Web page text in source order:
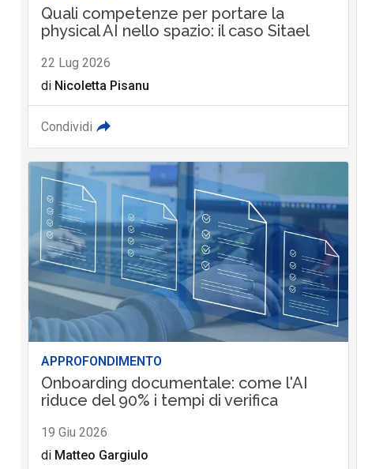
Quali competenze per portare la
physical AI nello spazio: il caso Sitael
22 Lug 2026
di Nicoletta Pisanu
Condividi
APPROFONDIMENTO
Onboarding documentale: come l'AI
riduce del 90% i tempi di verifica
19 Giu 2026
di Matteo Gargiulo